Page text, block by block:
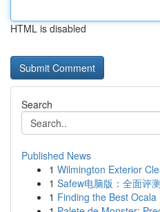
HTML is disabled
Search
Published News
1 Wilmington Exterior
1 Safew电脑版：全面评
1 Finding the Best